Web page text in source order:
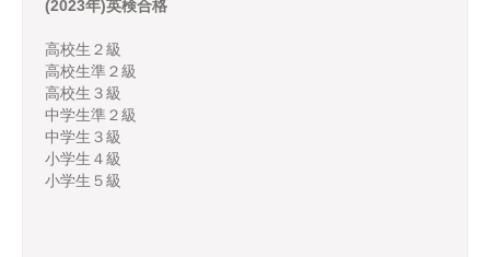
(2023年)英検合格
高校生２級
高校生準２級
高校生３級
中学生準２級
中学生３級
小学生４級
小学生５級